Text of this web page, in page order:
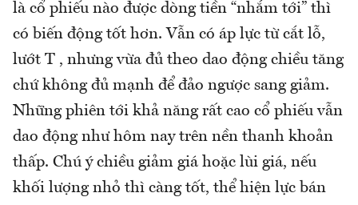
là cổ phiếu nào được dòng tiền “nhắm tới” thì
có biến động tốt hơn. Vẫn có áp lực từ cắt lỗ,
lướt T , nhưng vừa đủ theo dao động chiều tăng
chứ không đủ mạnh để đảo ngược sang giảm.
Những phiên tới khả năng rất cao cổ phiếu vẫn
dao động như hôm nay trên nền thanh khoản
thấp. Chú ý chiều giảm giá hoặc lùi giá, nếu
khối lượng nhỏ thì càng tốt, thể hiện lực bán